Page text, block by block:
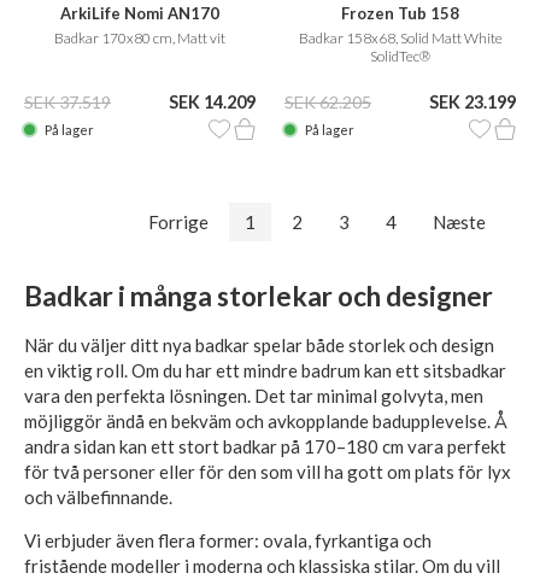
ArkiLife Nomi AN170
Badkar 170x80 cm, Matt vit
SEK 37.519 SEK 14.209
På lager
Frozen Tub 158
Badkar 158x68, Solid Matt White
SolidTec®
SEK 62.205 SEK 23.199
På lager
Forrige 1 2 3 4 Næste
Badkar i många storlekar och designer
När du väljer ditt nya badkar spelar både storlek och design
en viktig roll. Om du har ett mindre badrum kan ett sitsbadkar
vara den perfekta lösningen. Det tar minimal golvyta, men
möjliggör ändå en bekväm och avkopplande badupplevelse. Å
andra sidan kan ett stort badkar på 170–180 cm vara perfekt
för två personer eller för den som vill ha gott om plats för lyx
och välbefinnande.
Vi erbjuder även flera former: ovala, fyrkantiga och
fristående modeller i moderna och klassiska stilar. Om du vill